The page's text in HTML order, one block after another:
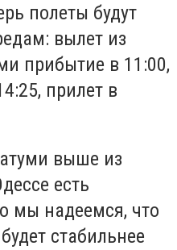
полеты будут
вылет из
прибытие в 11:00,
прилет в
выше из
есть
мы надеемся, что
стабильнее